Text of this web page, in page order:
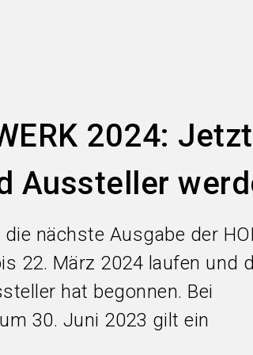
2024: Jetzt
Aussteller
nächste Ausgabe der
22. März 2024 laufen und
hat begonnen. Bei
30. Juni 2023 gilt ein